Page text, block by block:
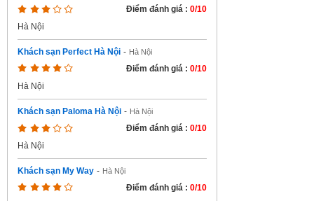
Điểm đánh giá : 0/10
Hà Nội
Khách sạn Perfect Hà Nội - Hà Nội
Điểm đánh giá : 0/10
Hà Nội
Khách sạn Paloma Hà Nội - Hà Nội
Điểm đánh giá : 0/10
Hà Nội
Khách sạn My Way - Hà Nội
Điểm đánh giá : 0/10